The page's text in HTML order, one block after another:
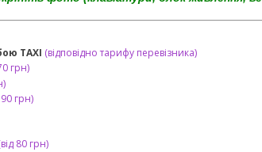
TAXI (відповідно тарифу перевізника)
грн)
грн)
80 грн)